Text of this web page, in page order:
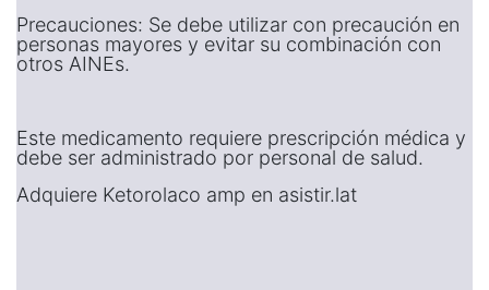
Precauciones: Se debe utilizar con precaución en
personas mayores y evitar su combinación con
otros AINEs.
Este medicamento requiere prescripción médica y
debe ser administrado por personal de salud.
Adquiere Ketorolaco amp en asistir.lat